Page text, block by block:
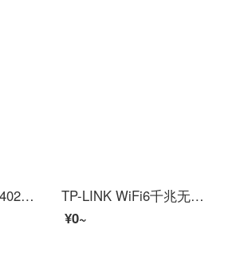
TP-LINK TL-XAP 5402 GP全方向易展版杜阿尔周波数wifi 6ギガビット室外无线美联网覆盖TL-XAP 5402 GP全方向易展版
TP-LINK WiFi6千兆无线ルーター5Gデュアル周波数高速游戏インターネット家用壁を通ってMesh漏油器 【AX3000M】3050易展全屋覆盖
¥0~